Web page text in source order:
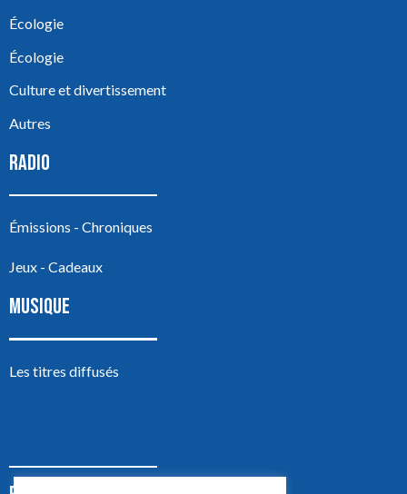
Écologie
Écologie
Culture et divertissement
Autres
RADIO
Émissions - Chroniques
Jeux - Cadeaux
MUSIQUE
Les titres diffusés